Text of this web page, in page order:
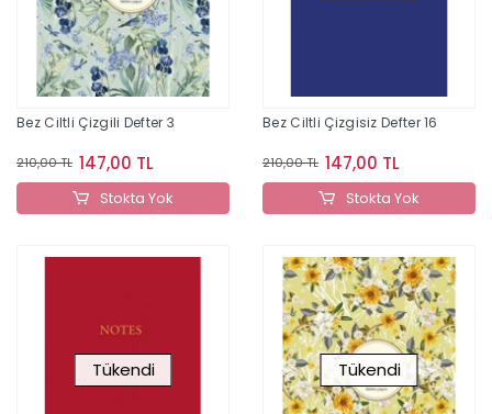
Bez Ciltli Çizgili Defter 3
210,00 TL 147,00 TL
Stokta Yok
Bez Ciltli Çizgisiz Defter 16
210,00 TL 147,00 TL
Stokta Yok
Tükendi Tükendi